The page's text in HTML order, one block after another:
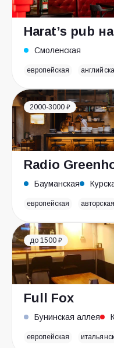
Harat’s pub
Смоленская
европейская
2000-3000 ₽
Radio
Бауманская
европейская авторская
до 1500 ₽
Full Fox
Бунинская аллея
европейская